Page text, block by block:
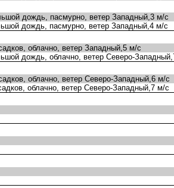
дождь, пасмурно, ветер Западный,3 м/с
дождь, пасмурно, ветер Западный,4 м/с
облачно, ветер Западный,5 м/с
дождь, облачно, ветер Северо-
облачно, ветер Северо-Западный,6 м/с
облачно, ветер Северо-Западный,7 м/с